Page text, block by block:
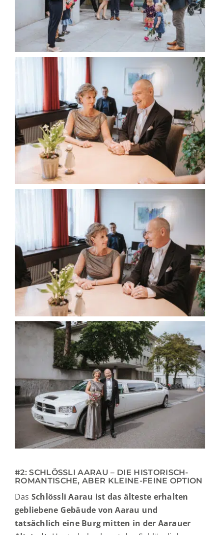
#2: SCHLÖSSLI AARAU – DIE HISTORISCH-
ROMANTISCHE, ABER KLEINE-FEINE OPTION
Das Schlössli Aarau ist das älteste erhalten
gebliebene Gebäude von Aarau und
tatsächlich eine Burg mitten in der Aarauer